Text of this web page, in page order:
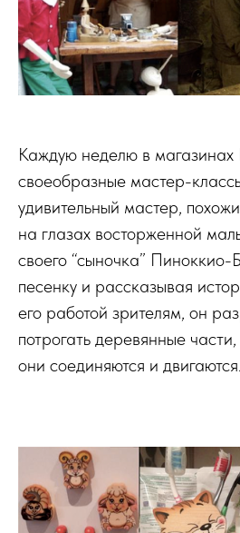
Каждую неделю в магазинах
своеобразные мастер-
удивительный мастер,
на глазах восторженной
своего “сыночка”
песенку и рассказывая
его работой зрителям, он
потрогать деревянные
они соединяются и двигаются.